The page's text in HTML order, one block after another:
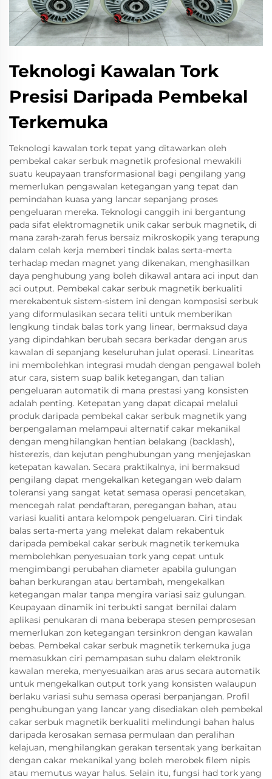
Teknologi Kawalan Tork
Presisi Daripada Pembekal
Terkemuka
Teknologi kawalan tork tepat yang ditawarkan oleh
pembekal cakar serbuk magnetik profesional mewakili
suatu keupayaan transformasional bagi pengilang yang
memerlukan pengawalan ketegangan yang tepat dan
pemindahan kuasa yang lancar sepanjang proses
pengeluaran mereka. Teknologi canggih ini bergantung
pada sifat elektromagnetik unik cakar serbuk magnetik, di
mana zarah-zarah ferus bersaiz mikroskopik yang terapung
dalam celah kerja memberi tindak balas serta-merta
terhadap medan magnet yang dikenakan, menghasilkan
daya penghubung yang boleh dikawal antara aci input dan
aci output. Pembekal cakar serbuk magnetik berkualiti
merekabentuk sistem-sistem ini dengan komposisi serbuk
yang diformulasikan secara teliti untuk memberikan
lengkung tindak balas tork yang linear, bermaksud daya
yang dipindahkan berubah secara berkadar dengan arus
kawalan di sepanjang keseluruhan julat operasi. Linearitas
ini membolehkan integrasi mudah dengan pengawal boleh
atur cara, sistem suap balik ketegangan, dan talian
pengeluaran automatik di mana prestasi yang konsisten
adalah penting. Ketepatan yang dapat dicapai melalui
produk daripada pembekal cakar serbuk magnetik yang
berpengalaman melampaui alternatif cakar mekanikal
dengan menghilangkan hentian belakang (backlash),
histerezis, dan kejutan penghubungan yang menjejaskan
ketepatan kawalan. Secara praktikalnya, ini bermaksud
pengilang dapat mengekalkan ketegangan web dalam
toleransi yang sangat ketat semasa operasi pencetakan,
mencegah ralat pendaftaran, peregangan bahan, atau
variasi kualiti antara kelompok pengeluaran. Ciri tindak
balas serta-merta yang melekat dalam rekabentuk
daripada pembekal cakar serbuk magnetik terkemuka
membolehkan penyesuaian tork yang cepat untuk
mengimbangi perubahan diameter apabila gulungan
bahan berkurangan atau bertambah, mengekalkan
ketegangan malar tanpa mengira variasi saiz gulungan.
Keupayaan dinamik ini terbukti sangat bernilai dalam
aplikasi penukaran di mana beberapa stesen pemprosesan
memerlukan zon ketegangan tersinkron dengan kawalan
bebas. Pembekal cakar serbuk magnetik terkemuka juga
memasukkan ciri pemampasan suhu dalam elektronik
kawalan mereka, menyesuaikan aras arus secara automatik
untuk mengekalkan output tork yang konsisten walaupun
berlaku variasi suhu semasa operasi berpanjangan. Profil
penghubungan yang lancar yang disediakan oleh pembekal
cakar serbuk magnetik berkualiti melindungi bahan halus
daripada kerosakan semasa permulaan dan peralihan
kelajuan, menghilangkan gerakan tersentak yang berkaitan
dengan cakar mekanikal yang boleh merobek filem nipis
atau memutus wayar halus. Selain itu, fungsi had tork yang